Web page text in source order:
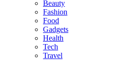
Beauty
Fashion
Food
Gadgets
Health
Tech
Travel